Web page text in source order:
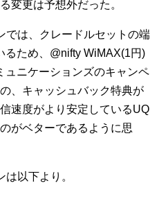
変更は予想外だった。
では、クレードルセットの端
るため、@nifty WiMAX(1円)
ュニケーションズのキャンペ
、キャッシュバック特典が
速度がより安定しているUQ
がベターであるように思
以下より。